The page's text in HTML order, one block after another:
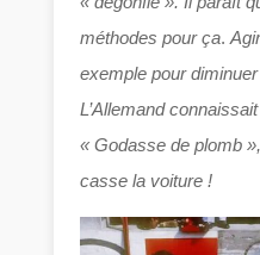
méthodes pour ça.
exemple pour
L’Allemand
« Godasse de plomb
casse la voiture !